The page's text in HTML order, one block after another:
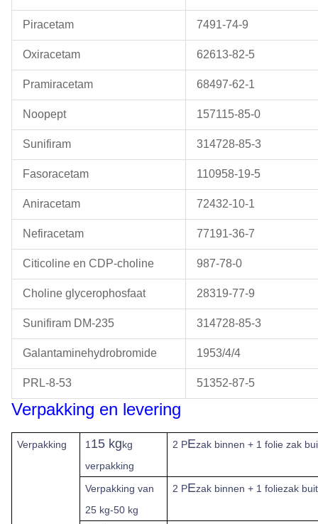
Piracetam 7491-74-9
Oxiracetam 62613-82-5
Pramiracetam 68497-62-1
Noopept 157115-85-0
Sunifiram 314728-85-3
Fasoracetam 110958-19-5
Aniracetam 72432-10-1
Nefiracetam 77191-36-7
Citicoline en CDP-choline 987-78-0
Choline glycerophosfaat 28319-77-9
Sunifiram DM-235 314728-85-3
Galantaminehydrobromide 1953/4/4
PRL-8-53 51352-87-5
Verpakking en levering
Verpakking 1 15 kgkg
verpakking
2 PEzak binnen + 1 folie zak
Verpakking van
25 kg-50 kg
2 PEzak binnen + 1 foliezak